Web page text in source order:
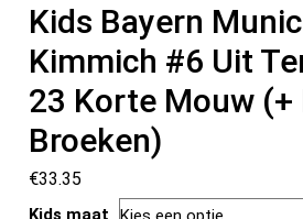
Kids Bayern
Kimmich #6 Uit
23 Korte Mouw
Broeken)
€33.35
Kids maat